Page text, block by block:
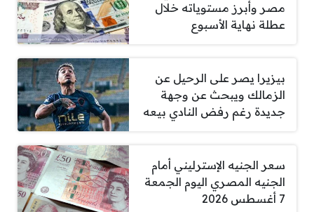
مصر وأبرز مستوياته خلال
عطلة نهاية الأسبوع
بيزيرا يصر على الرحيل عن
الزمالك ويبحث عن وجهة
جديدة رغم رفض النادي بيعه
سعر الجنيه الإسترليني أمام
الجنيه المصري اليوم الجمعة
7 أغسطس 2026